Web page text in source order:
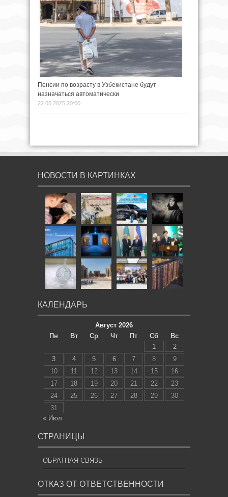
Пенсии по возрасту в Узбекистане будут
назначаться автоматически
22.05.2025 20:00
НОВОСТИ В КАРТИНКАХ
КАЛЕНДАРЬ
Август 2026
Пн
Вт Ср Чт Пт Сб
Вс
1
2
3
4 5 6 7 8
9
10
11 12 13 14 15
16
17
18 19 20 21 22
23
24
25 26 27 28 29
30
31
« Июл
СТРАНИЦЫ
ОБРАТНАЯ СВЯЗЬ
ОТКАЗ ОТ ОТВЕТСТВЕННОСТИ